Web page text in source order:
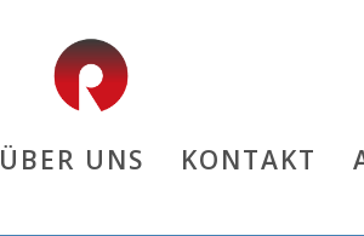
ÜBER UNS KONTAKT